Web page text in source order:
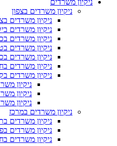
ניקיון משרדים
ניקיון משרדים בצפון
ניקיון משרדים
ניקיון משרדים
ניקיון משרדים
ניקיון משרדים
ניקיון משרדים
ניקיון משרדים
ניקיון משרדים
ניקיון
ניקיון
ניקיון
ניקיון משרדים במרכז
ניקיון משרדים
ניקיון משרדים
ניקיון משרדים